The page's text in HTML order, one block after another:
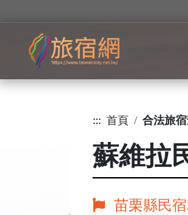
::: 首頁 合法旅
蘇維拉
苗栗縣民